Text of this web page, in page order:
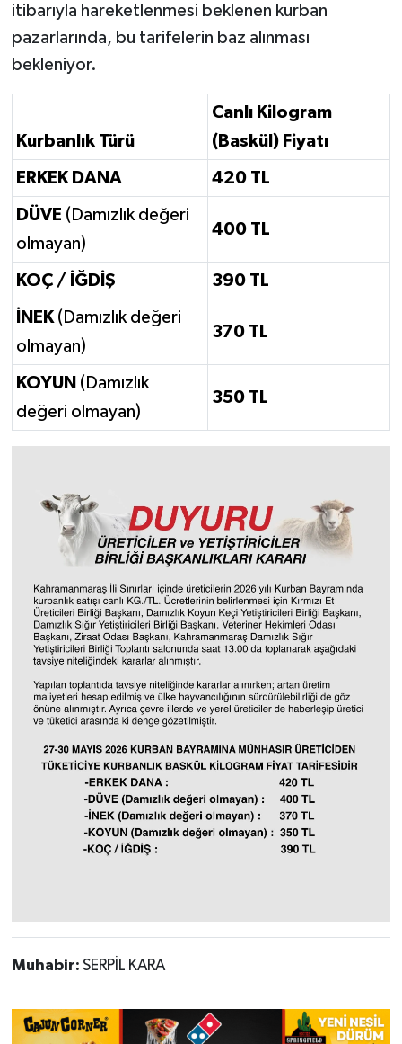
itibarıyla hareketlenmesi beklenen kurban
pazarlarında, bu tarifelerin baz alınması
bekleniyor.
Kurbanlık Türü
Canlı Kilogram
(Baskül) Fiyatı
ERKEK DANA 420 TL
DÜVE (Damızlık değeri
olmayan)
400 TL
KOÇ / İĞDİŞ 390 TL
İNEK(Damızlık değeri
olmayan)
370 TL
KOYUN (Damızlık
değeri olmayan)
350 TL
Muhabir: SERPİL KARA